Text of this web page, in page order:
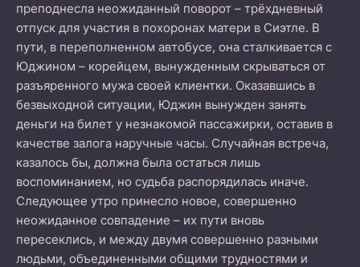
преподнесла неожиданный поворот – трёхдневный
отпуск для участия в похоронах матери в Сиэтле. В
пути, в переполненном автобусе, она сталкивается с
Юджином – корейцем, вынужденным скрываться от
разъяренного мужа своей клиентки. Оказавшись в
безвыходной ситуации, Юджин вынужден занять
деньги на билет у незнакомой пассажирки, оставив в
качестве залога наручные часы. Случайная встреча,
казалось бы, должна была остаться лишь
воспоминанием, но судьба распорядилась иначе.
Следующее утро принесло новое, совершенно
неожиданное совпадение – их пути вновь
пересеклись, и между двумя совершенно разными
людьми, объединенными общими трудностями и